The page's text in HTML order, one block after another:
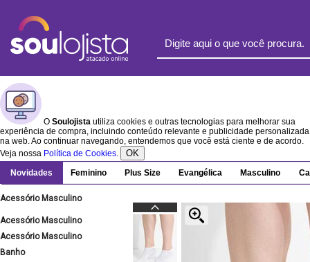
O Soulojista utiliza cookies e outras tecnologias para melhorar sua
experiência de compra, incluindo conteúdo relevante e publicidade personalizada
na web. Ao continuar navegando, entendemos que você está ciente e de acordo.
Veja nossa Política de Cookies. OK
Novidades Feminino Plus Size Evangélica Masculino
Acessório Masculino
Acessório Masculino
Acessório Masculino
Banho